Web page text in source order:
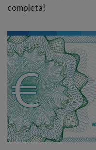
completa!